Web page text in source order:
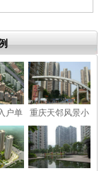
户单
重庆天邻风景小
区单元门